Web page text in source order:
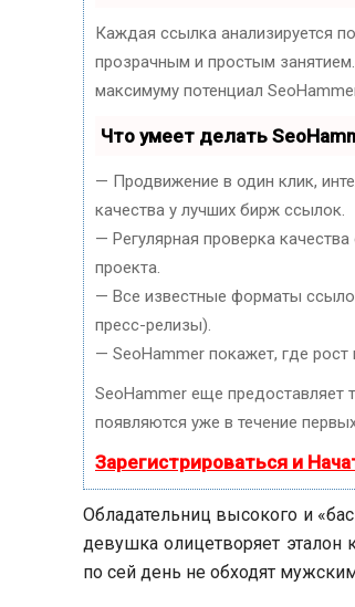
Каждая ссылка анализируется
прозрачным и простым
максимуму потенциал
Что умеет делать
— Продвижение в один клик,
качества у лучших бирж ссылок.
— Регулярная проверка
проекта.
— Все известные форматы
пресс-релизы).
— SeoHammer покажет, где
SeoHammer еще предоставляет
появляются уже в течение
Зарегистрироваться и
Обладательниц высокого и
девушка олицетворяет эталон
по сей день не обходят